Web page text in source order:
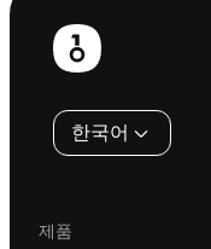
보
한국어
제품